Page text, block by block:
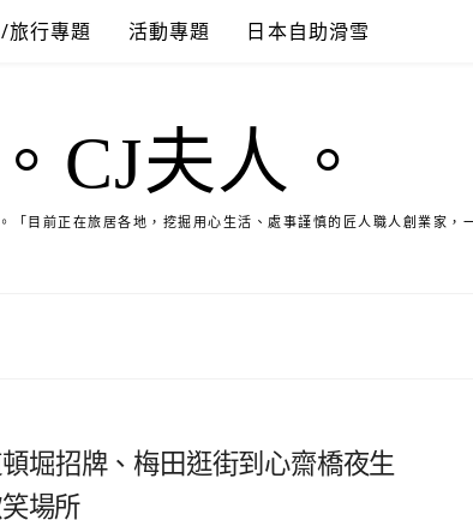
旅行專題 活動專題 日本自助滑雪
。CJ夫人。
「目前正在旅居各地，挖掘用心生活、處事謹慎的匠人職人創業家，
堀招牌、梅田逛街到心齋橋夜生
場所